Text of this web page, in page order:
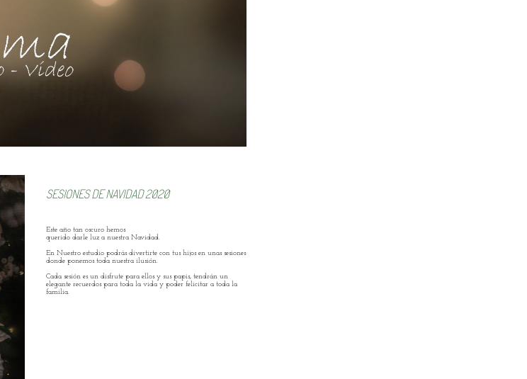
SESIONES DE NAVIDAD 2020
Este año tan oscuro hemos
querido darle luz a nuestra Navidad.
En Nuestro estudio podrás divertirte con tus hijos en unas sesiones
donde ponemos toda nuestra ilusión.
Cada sesión es un disfrute para ellos y sus papis, tendrán un
elegante recuerdos para toda la vida y poder felicitar a toda la
familia.